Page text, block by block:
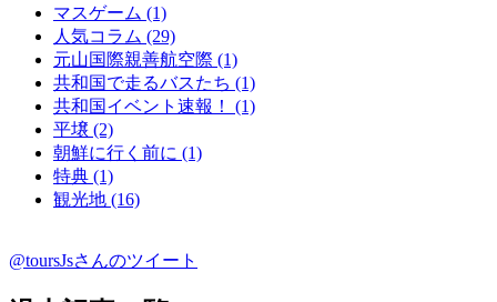
マスゲーム (1)
人気コラム (29)
元山国際親善航空際 (1)
共和国で走るバスたち (1)
共和国イベント速報！ (1)
平壌 (2)
朝鮮に行く前に (1)
特典 (1)
観光地 (16)
@toursJsさんのツイート